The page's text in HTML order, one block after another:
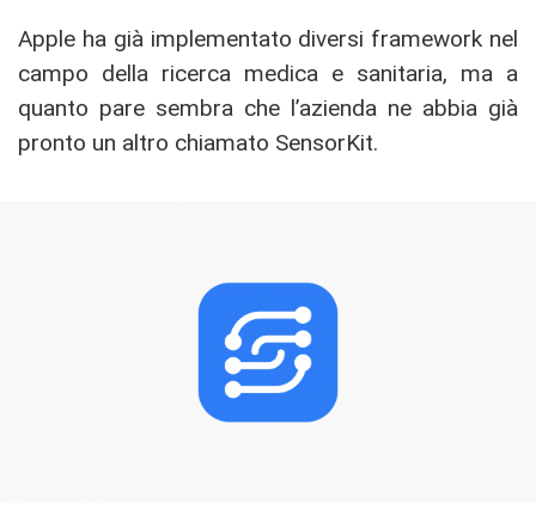
Apple ha già implementato diversi framework nel
campo della ricerca medica e sanitaria, ma a
quanto pare sembra che l’azienda ne abbia già
pronto un altro chiamato SensorKit.